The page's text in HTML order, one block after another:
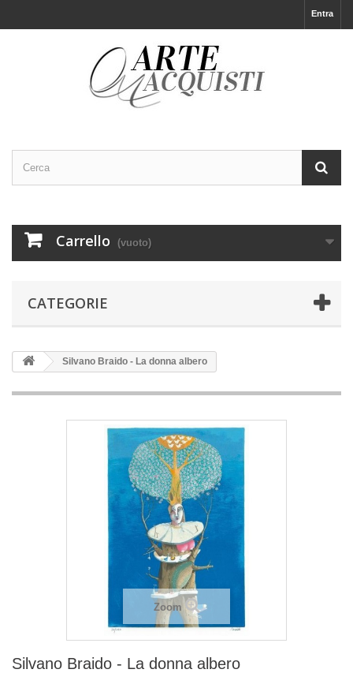
Entra
Carrello (vuoto)
CATEGORIE
Silvano Braido - La donna albero
Zoom
Silvano Braido - La donna albero